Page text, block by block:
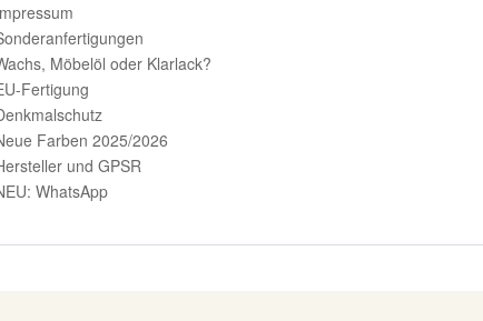
Möbelöl oder Klarlack?
Fertigung
Farben 2025/2026
und GPSR
WhatsApp